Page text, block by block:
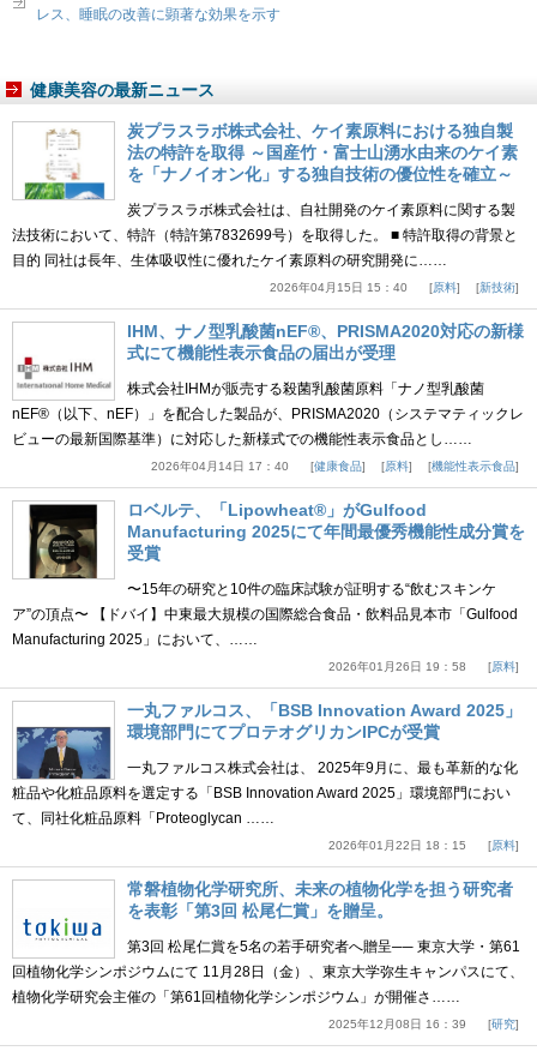
レス、睡眠の改善に顕著な効果を示す
健康美容の最新ニュース
炭プラスラボ株式会社、ケイ素原料における独自製
法の特許を取得 ～国産竹・富士山湧水由来のケイ素
を「ナノイオン化」する独自技術の優位性を確立～
炭プラスラボ株式会社は、自社開発のケイ素原料に関する製
法技術において、特許（特許第7832699号）を取得した。 ■ 特許取得の背景と
目的 同社は長年、生体吸収性に優れたケイ素原料の研究開発に……
2026年04月15日 15：40 原料 新技術
IHM、ナノ型乳酸菌nEF®、PRISMA2020対応の新様
式にて機能性表示食品の届出が受理
株式会社IHMが販売する殺菌乳酸菌原料「ナノ型乳酸菌
nEF®（以下、nEF）」を配合した製品が、PRISMA2020（システマティックレ
ビューの最新国際基準）に対応した新様式での機能性表示食品とし……
2026年04月14日 17：40 健康食品 原料 機能性表示食品
ロベルテ、「Lipowheat®」がGulfood
Manufacturing 2025にて年間最優秀機能性成分賞を
受賞
〜15年の研究と10件の臨床試験が証明する“飲むスキンケ
ア”の頂点〜 【ドバイ】中東最大規模の国際総合食品・飲料品見本市「Gulfood
Manufacturing 2025」において、……
2026年01月26日 19：58 原料
一丸ファルコス、「BSB Innovation Award 2025」
環境部門にてプロテオグリカンIPCが受賞
一丸ファルコス株式会社は、 2025年9月に、最も革新的な化
粧品や化粧品原料を選定する「BSB Innovation Award 2025」環境部門におい
て、同社化粧品原料「Proteoglycan ……
2026年01月22日 18：15 原料
常磐植物化学研究所、未来の植物化学を担う研究者
を表彰「第3回 松尾仁賞」を贈呈。
第3回 松尾仁賞を5名の若手研究者へ贈呈── 東京大学・第61
回植物化学シンポジウムにて 11月28日（金）、東京大学弥生キャンパスにて、
植物化学研究会主催の「第61回植物化学シンポジウム」が開催さ……
2025年12月08日 16：39 研究